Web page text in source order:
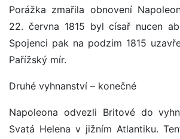
Porážka zmařila obnovení
22. června 1815 byl císař nucen
Spojenci pak na podzim 1815
Pařížský mír.
Druhé vyhnanství – konečné
Napoleona odvezli Britové do
Svatá Helena v jižním Atlantiku.